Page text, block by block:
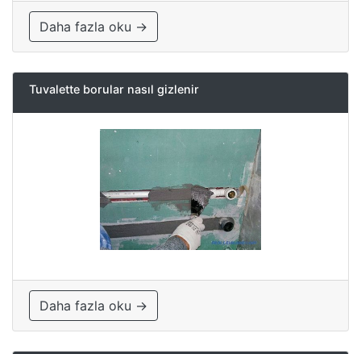
Daha fazla oku →
Tuvalette borular nasıl gizlenir
Daha fazla oku →